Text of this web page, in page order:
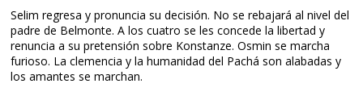
Selim regresa y pronuncia su decisión. No se rebajará al nivel del
padre de Belmonte. A los cuatro se les concede la libertad y
renuncia a su pretensión sobre Konstanze. Osmin se marcha
furioso. La clemencia y la humanidad del Pachá son alabadas y
los amantes se marchan.